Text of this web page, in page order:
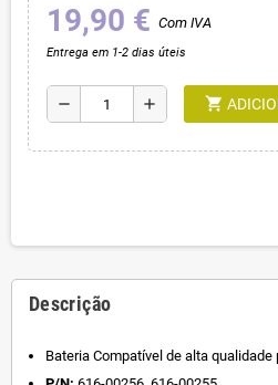
19,90 € Com IVA
Entrega em 1-2 dias úteis
remove add shopping_cart
Descrição
Bateria Compatível de alta qualidade